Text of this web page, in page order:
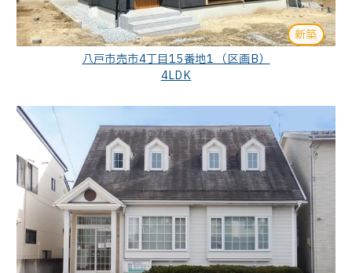
八戸市売市4丁目15番地1 （区画B）
4LDK
新築